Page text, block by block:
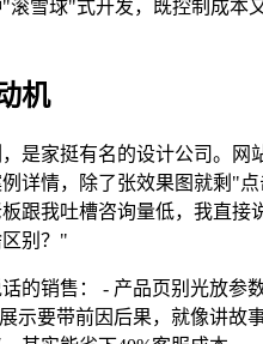
滚雪球"式开发，既控制成本
机
是家挺有名的设计公司。网
详情，除了张效果图就剩"
跟我吐槽咨询量低，我直接
别？"
的销售： - 产品页别光放参
示要带前因后果，就像讲故